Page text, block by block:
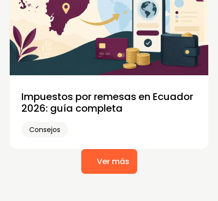
Impuestos por remesas en Ecuador
2026: guía completa
Consejos
Ver más